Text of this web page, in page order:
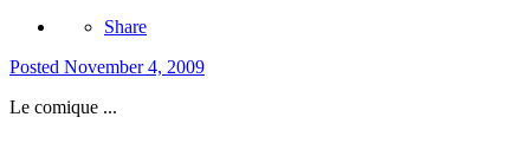
Share
Posted November 4, 2009
Le comique ...